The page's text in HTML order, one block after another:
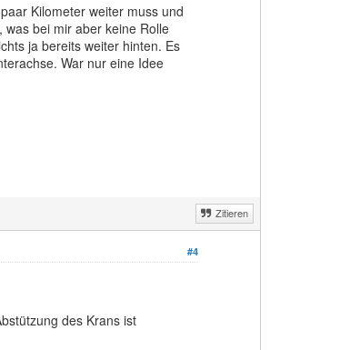
Kilometer weiter muss und
bei mir aber keine Rolle
ja bereits weiter hinten. Es
War nur eine Idee
Zitieren
#4
des Krans ist